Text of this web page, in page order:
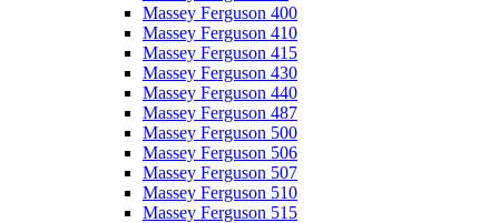
Massey Ferguson 400
Massey Ferguson 410
Massey Ferguson 415
Massey Ferguson 430
Massey Ferguson 440
Massey Ferguson 487
Massey Ferguson 500
Massey Ferguson 506
Massey Ferguson 507
Massey Ferguson 510
Massey Ferguson 515